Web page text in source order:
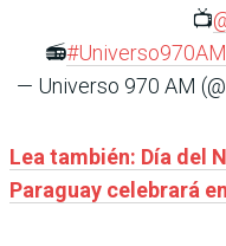
📺
📻#Universo970AM
— Universo 970 AM
Lea también: Día del
Paraguay celebrará